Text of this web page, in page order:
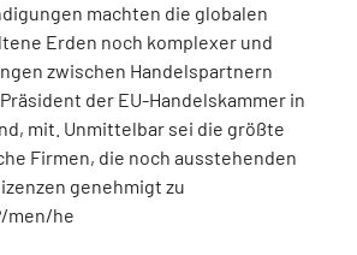
machten die globalen
Erden noch komplexer und
zwischen Handelspartnern
der EU-Handelskammer in
mit. Unmittelbar sei die größte
Firmen, die noch ausstehenden
genehmigt zu
men/he